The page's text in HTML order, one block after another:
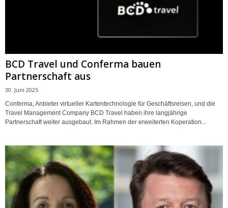
BCD Travel und Conferma bauen
Partnerschaft aus
30. Juni 2025
Conferma, Anbieter virtueller Kartentechnologie für Geschäftsreisen, und die
Travel Management Company BCD Travel haben ihre langjährige
Partnerschaft weiter ausgebaut. Im Rahmen der erweiterten Koperation...